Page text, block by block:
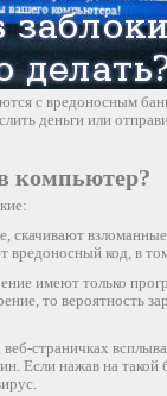
с вредоносным
деньги или
компьютер?
скачивают
вредоносный код, в
имеют только
то вероятность
страничках
Если нажав на